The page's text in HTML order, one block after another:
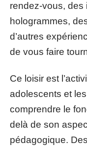
rendez-vous, des
hologrammes,
d’autres
de vous faire
Ce loisir est
adolescents et
comprendre le
delà de son
pédagogique.